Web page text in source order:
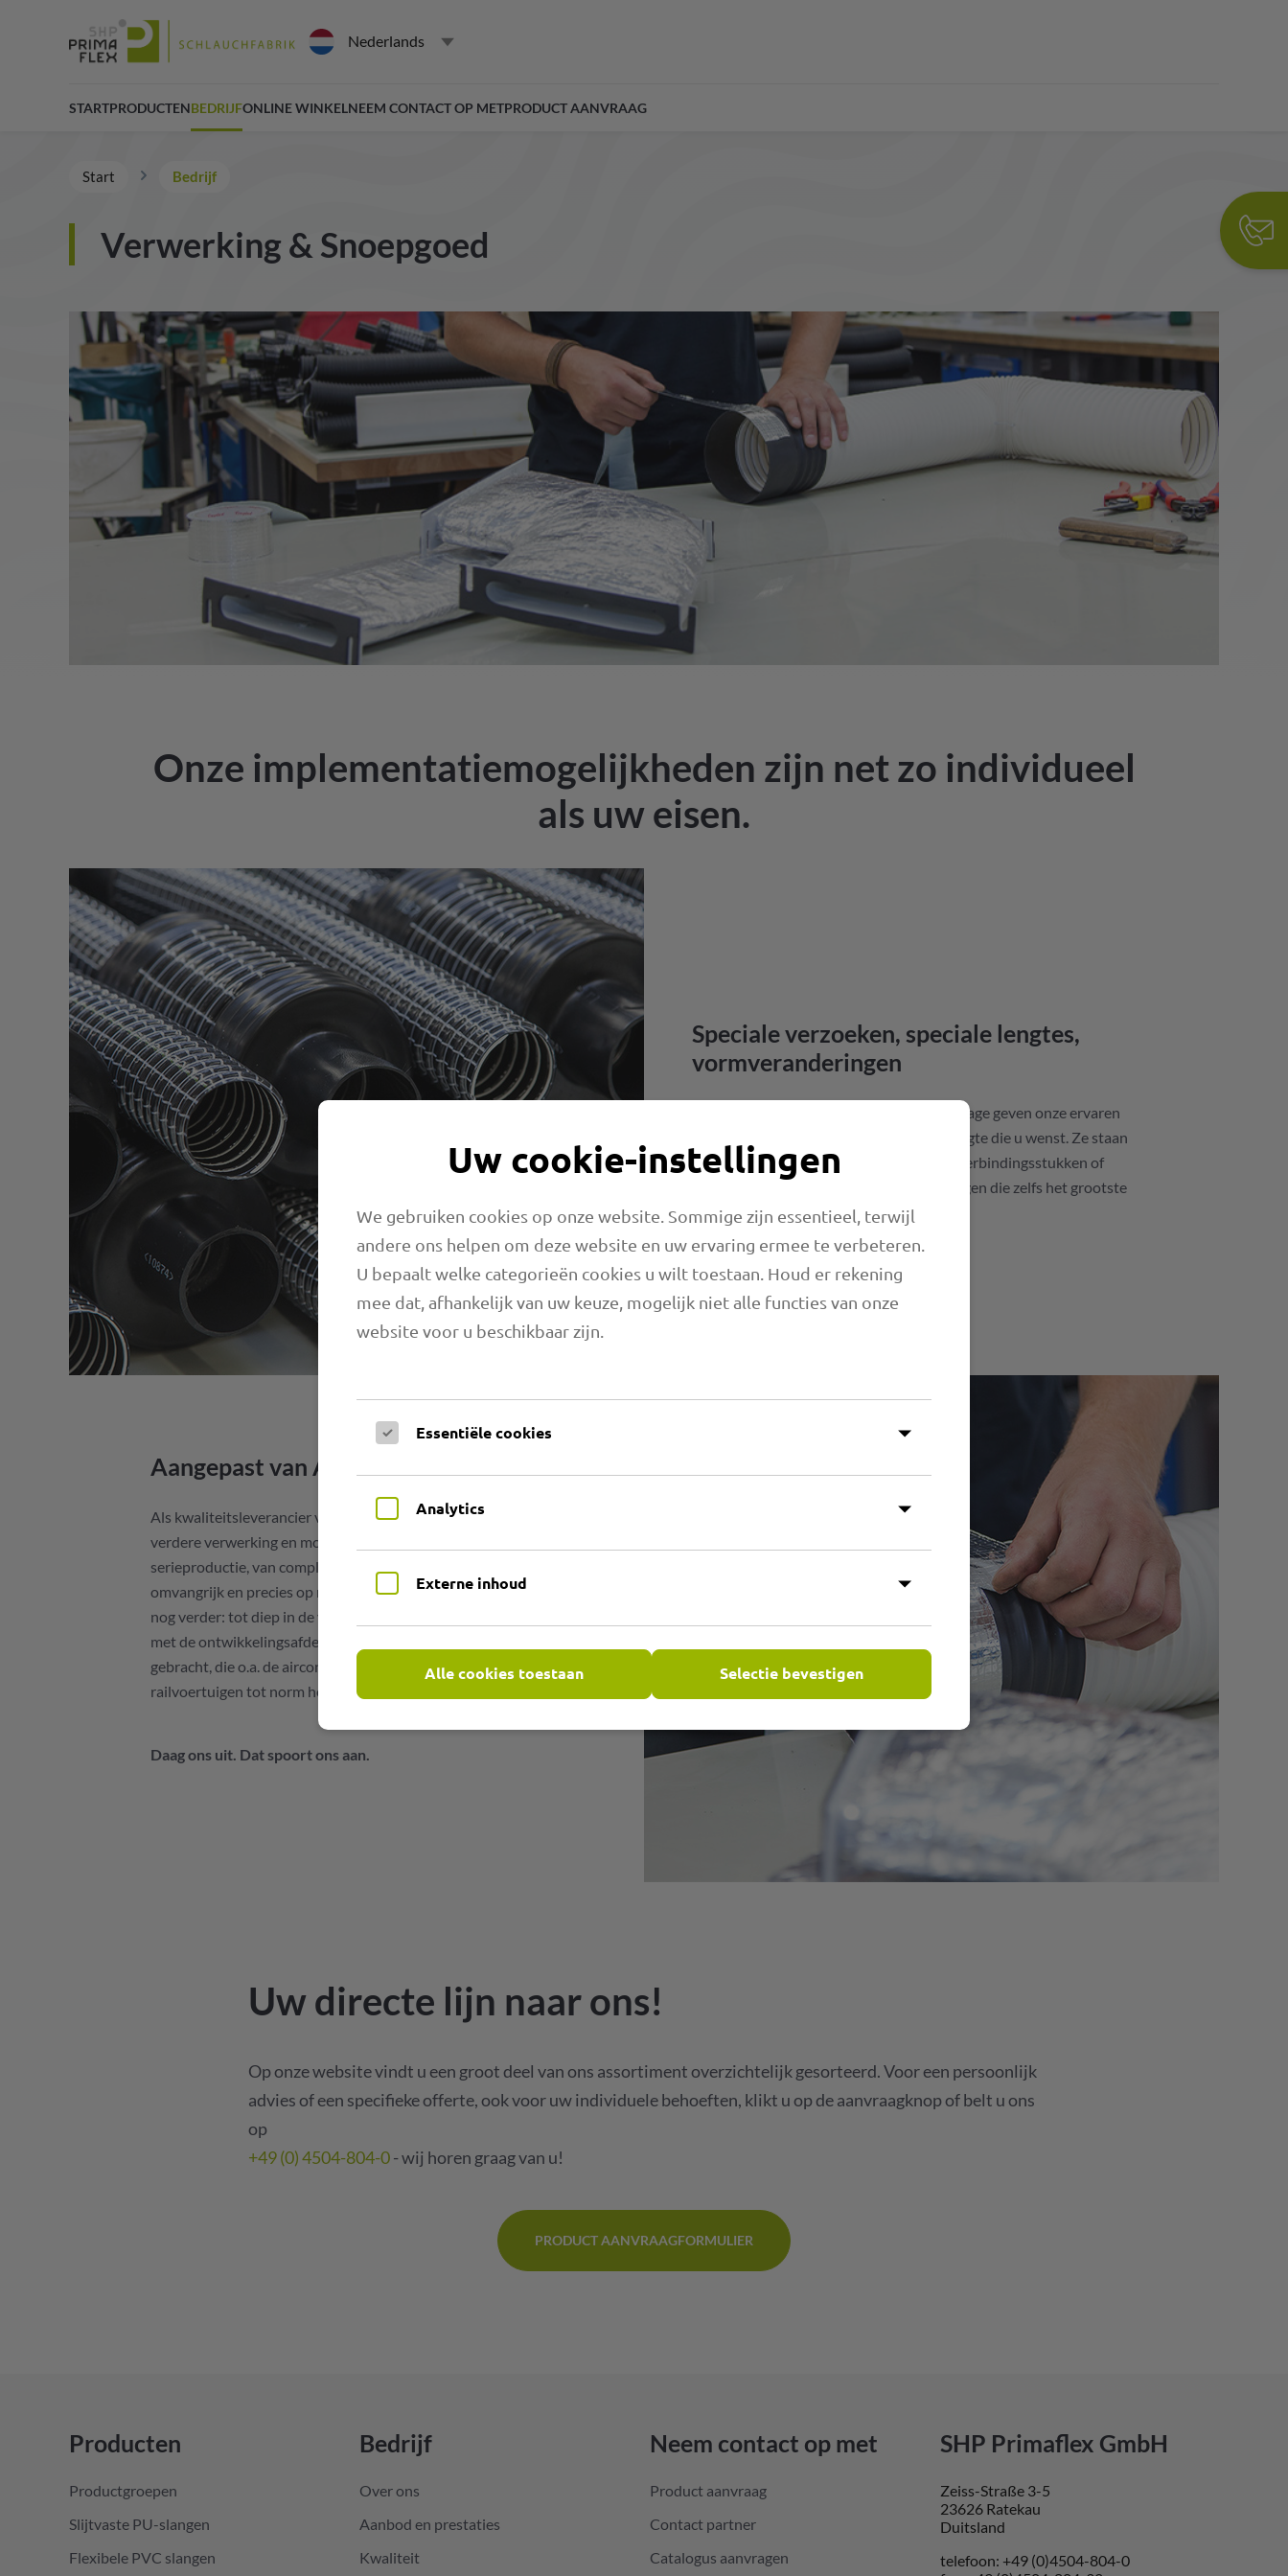
Nederlands
STARTPRODUCTENBEDRIJFONLINE WINKELNEEM CONTACT OP METPRODUCT AANVRAAG
Start Bedrijf
Verwerking & Snoepgoed
Onze implementatiemogelijkheden zijn net zo individueel
als uw eisen.
Speciale verzoeken, speciale lengtes,
vormveranderingen
- in onze afdeling nabewerking en assemblage geven onze ervaren
medewerkers de slangen niet alleen de lengte die u wenst. Ze staan
ook voor u klaar als het gaat om speciale verbindingsstukken of
bepaalde vormen. Of individuele oplossingen die zelfs het grootste
leveringsprogramma niet kan bieden.
Aangepast van A tot Z aan uw orders
Als kwaliteitsleverancier voldoet SHP Primaflex aan uw eisen voor
verdere verwerking en montage - van afzonderlijke onderdelen tot
serieproductie, van complexe systemen tot geluiddempers - altijd
omvangrijk en precies op maat. De uitdaging gaat voor ons echter
nog verder: tot diep in de verdere ontwikkeling. Daarom hebben wij
met de ontwikkelingsafdeling al vele innovaties in de serieproductie
gebracht, die o.a. de airconditioning van
railvoertuigen tot norm hebben verheven.
Daag ons uit. Dat spoort ons aan.
Uw directe lijn naar ons!
Op onze website vindt u een groot deel van ons assortiment overzichtelijk gesorteerd. Voor een persoonlijk
advies of een specifieke offerte, ook voor uw individuele behoeften, klikt u op de aanvraagknop of belt u ons
op
+49 (0) 4504-804-0- wij horen graag van u!
PRODUCT AANVRAAGFORMULIER
Producten
Productgroepen
Slijtvaste PU-slangen
Flexibele PVC slangen
Bedrijf
Over ons
Aanbod en prestaties
Kwaliteit
Neem contact op met
Product aanvraag
Contact partner
Catalogus aanvragen
SHP Primaflex GmbH
Zeiss-Straße 3-5
23626 Ratekau
Duitsland
telefoon: +49 (0)4504-804-0
Uw cookie-instellingen
We gebruiken cookies op onze website. Sommige zijn essentieel, terwijl
andere ons helpen om deze website en uw ervaring ermee te verbeteren.
U bepaalt welke categorieën cookies u wilt toestaan. Houd er rekening
mee dat, afhankelijk van uw keuze, mogelijk niet alle functies van onze
website voor u beschikbaar zijn.
Essentiële cookies
Analytics
Externe inhoud
Alle cookies toestaan Selectie bevestigen